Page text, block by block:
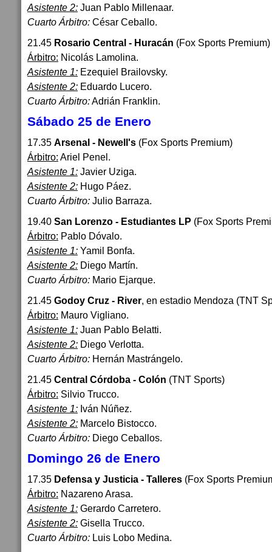
Asistente 2: Juan Pablo Millenaar.
Cuarto Árbitro: César Ceballo.
21.45 Rosario Central - Huracán (Fox Sports Premium)
Árbitro: Nicolás Lamolina.
Asistente 1: Ezequiel Brailovsky.
Asistente 2: Eduardo Lucero.
Cuarto Árbitro:Adrián Franklin.
Sábado 25 de Enero
17.35 Arsenal - Newell's (Fox Sports Premium)
Árbitro: Ariel Penel.
Asistente 1: Javier Uziga.
Asistente 2: Hugo Páez.
Cuarto Árbitro: Julio Barraza.
19.40 San Lorenzo - Estudiantes LP (Fox Sports
Árbitro: Pablo Dóvalo.
Asistente 1: Yamil Bonfa.
Asistente 2: Diego Martín.
Cuarto Árbitro: Mario Ejarque.
21.45 Godoy Cruz - River, en estadio Mendoza (TNT
Árbitro: Mauro Vigliano.
Asistente 1: Juan Pablo Belatti.
Asistente 2: Diego Verlotta.
Cuarto Árbitro: Hernán Mastrángelo.
21.45 Central Córdoba - Colón (TNT Sports)
Árbitro: Silvio Trucco.
Asistente 1: Iván Núñez.
Asistente 2: Marcelo Bistocco.
Cuarto Árbitro: Diego Ceballos.
Domingo 26 de Enero
17.35 Defensa y Justicia - Talleres (Fox Sports
Árbitro: Nazareno Arasa.
Asistente 1: Gerardo Carretero.
Asistente 2: Gisella Trucco.
Cuarto Árbitro: Luis Lobo Medina.